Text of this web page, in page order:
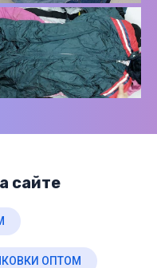
сайте
ОПТОМ